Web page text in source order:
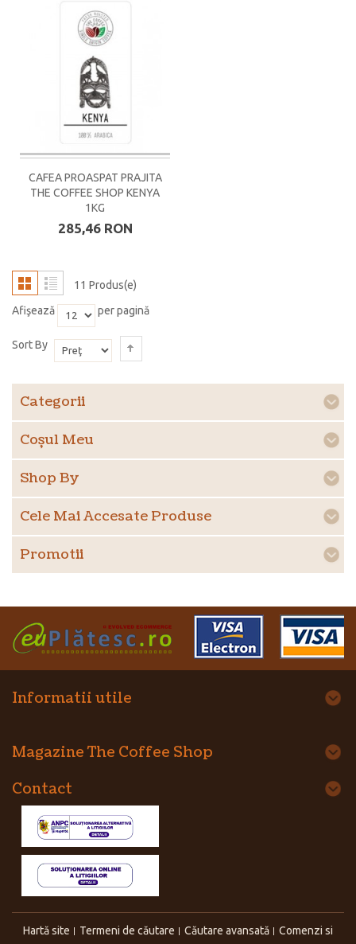
CAFEA PROASPAT PRAJITA
THE COFFEE SHOP KENYA
1KG
285,46 RON
11 Produs(e)
Afişează
per pagină
Sort By
Categorii
Coşul Meu
Shop By
Cele Mai Accesate Produse
Promotii
Informatii utile
Magazine The Coffee Shop
Contact
Hartă site Termeni de căutare Căutare avansată
Comenzi si